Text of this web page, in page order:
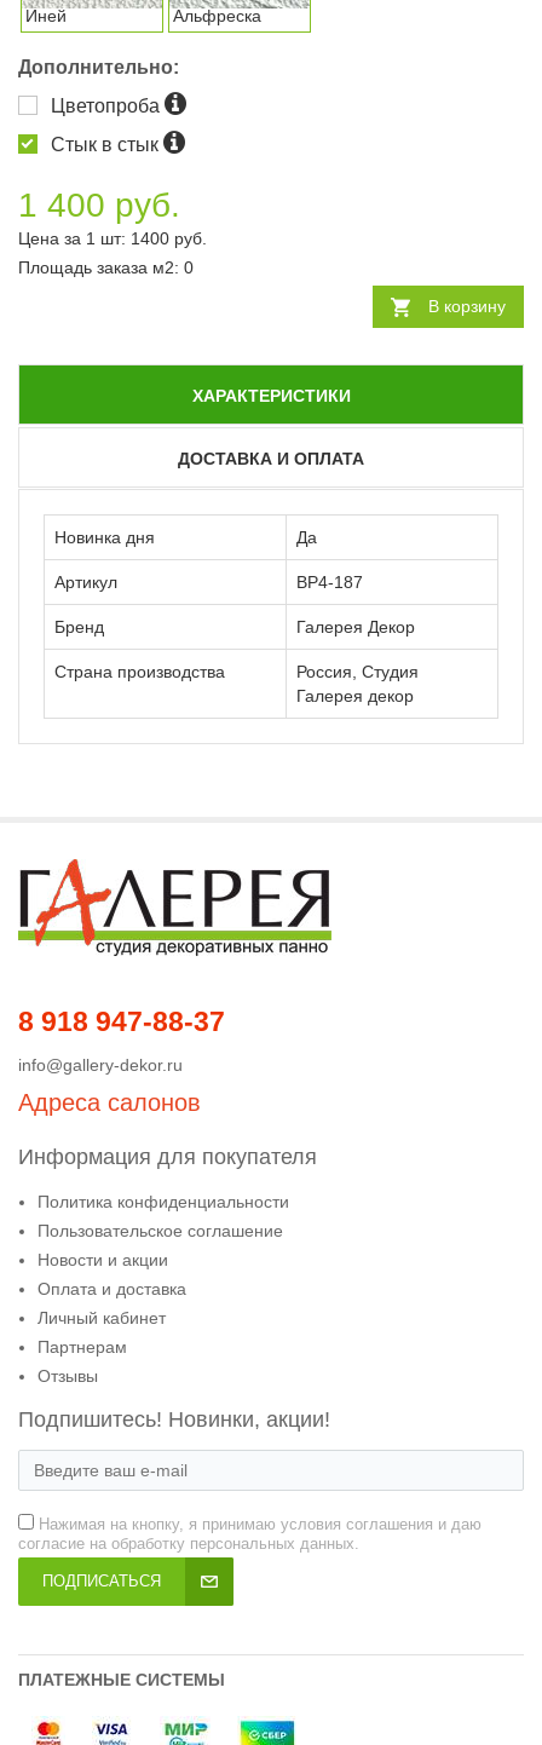
Иней Альфреска
Дополнительно:
Цветопроба
Стык в стык
1 400 руб.
Цена за 1 шт: 1400 руб.
Площадь заказа м2: 0
В корзину
ХАРАКТЕРИСТИКИ
ДОСТАВКА И ОПЛАТА
Новинка дня Да
Артикул ВР4-187
Бренд Галерея Декор
Страна производства
Россия, Студия
Галерея декор
8 918 947-88-37
info@gallery-dekor.ru
Адреса салонов
Информация для покупателя
Политика конфиденциальности
Пользовательское соглашение
Новости и акции
Оплата и доставка
Личный кабинет
Партнерам
Отзывы
Подпишитесь! Новинки, акции!
Нажимая на кнопку, я принимаю условия соглашения и даю
согласие на обработку персональных данных.
ПОДПИСАТЬСЯ
ПЛАТЕЖНЫЕ СИСТЕМЫ